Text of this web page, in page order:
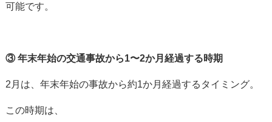
可能です。
③年末年始の交通事故から1〜2か月経過する時期
2 月は、年末年始の事故から約1か月経過するタイミング。
この時期は、